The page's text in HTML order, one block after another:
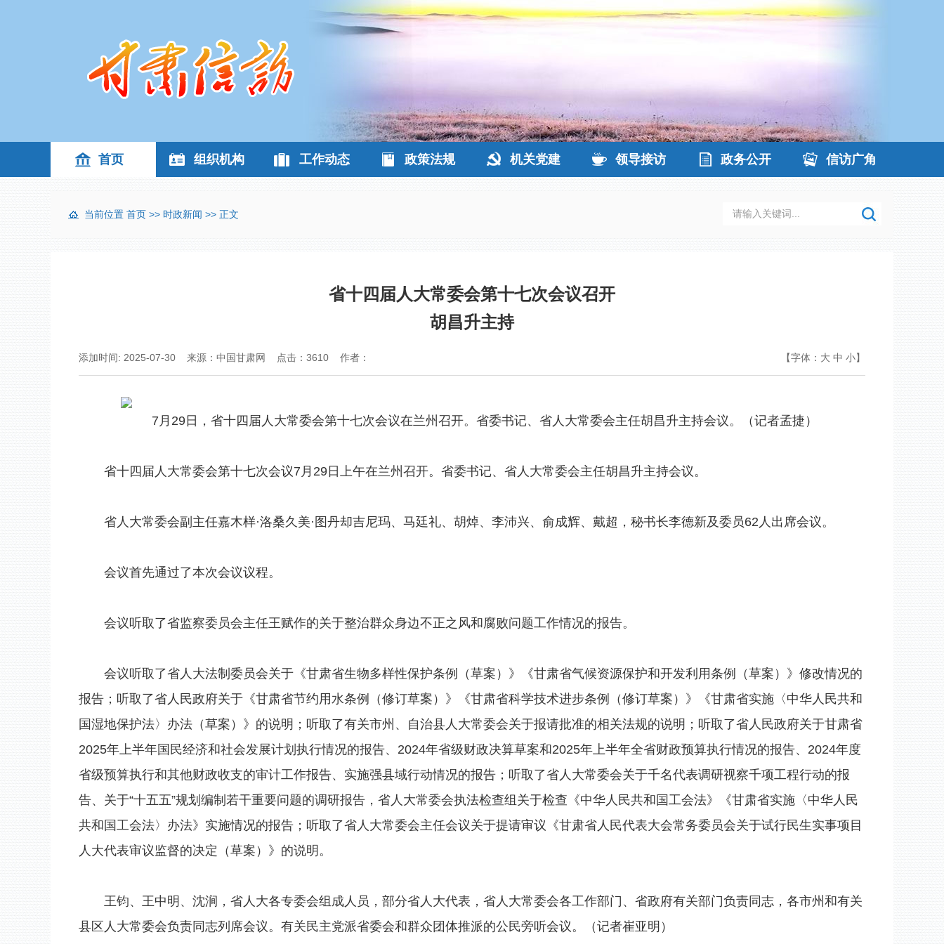
首页 组织机构 工作动态 政策法规 机关党建 领导接访 政务公开 信访广角
当前位置 首页 >> 时政新闻 >> 正文
省十四届人大常委会第十七次会议召开
胡昌升主持
添加时间: 2025-07-30 来源：中国甘肃网 点击： 3610 作者： 【字体： 大 中 小】
7月29日，省十四届人大常委会第十七次会议在兰州召开。省委书记、省人大常委会主任胡昌升主持会议。（记者孟捷）
省十四届人大常委会第十七次会议7月29日上午在兰州召开。省委书记、省人大常委会主任胡昌升主持会议。
省人大常委会副主任嘉木样·洛桑久美·图丹却吉尼玛、马廷礼、胡焯、李沛兴、俞成辉、戴超，秘书长李德新及委员62人出席会议。
会议首先通过了本次会议议程。
会议听取了省监察委员会主任王赋作的关于整治群众身边不正之风和腐败问题工作情况的报告。
会议听取了省人大法制委员会关于《甘肃省生物多样性保护条例（草案）》《甘肃省气候资源保护和开发利用条例（草案）》修改情况的
报告；听取了省人民政府关于《甘肃省节约用水条例（修订草案）》《甘肃省科学技术进步条例（修订草案）》《甘肃省实施〈中华人民共和
国湿地保护法〉办法（草案）》的说明；听取了有关市州、自治县人大常委会关于报请批准的相关法规的说明；听取了省人民政府关于甘肃省
2025年上半年国民经济和社会发展计划执行情况的报告、2024年省级财政决算草案和2025年上半年全省财政预算执行情况的报告、2024年度
省级预算执行和其他财政收支的审计工作报告、实施强县域行动情况的报告；听取了省人大常委会关于千名代表调研视察千项工程行动的报
告、关于“十五五”规划编制若干重要问题的调研报告，省人大常委会执法检查组关于检查《中华人民共和国工会法》《甘肃省实施〈中华人民
共和国工会法〉办法》实施情况的报告；听取了省人大常委会主任会议关于提请审议《甘肃省人民代表大会常务委员会关于试行民生实事项目
人大代表审议监督的决定（草案）》的说明。
王钧、王中明、沈涧，省人大各专委会组成人员，部分省人大代表，省人大常委会各工作部门、省政府有关部门负责同志，各市州和有关
县区人大常委会负责同志列席会议。有关民主党派省委会和群众团体推派的公民旁听会议。（记者崔亚明）